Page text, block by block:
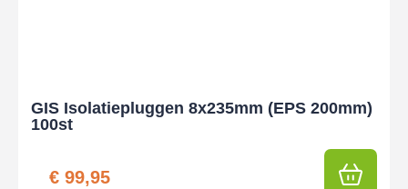
GIS Isolatiepluggen 8x235mm (EPS 200mm)
100st
€ 99,95